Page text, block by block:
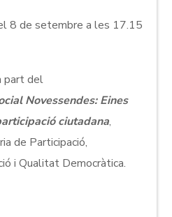
8 de setembre a les 17.15
part del
Novessendes: Eines
ciutadana,
de Participació,
i Qualitat Democràtica.